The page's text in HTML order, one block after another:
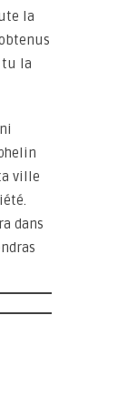
la
tu la
ville
dans